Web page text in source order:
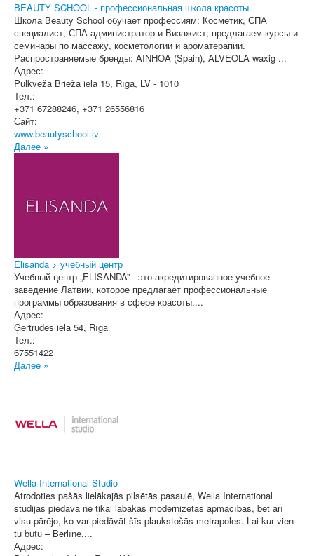
BEAUTY SCHOOL - профессиональная школа красоты.
Школа Beauty School обучает профессиям: Косметик, СПА
специалист, СПА администратор и Визажист; предлагаем курсы и
семинары по массажу, косметологии и ароматерапии.
Распространяемые бренды: AINHOA (Spain), ALVEOLA waxig ...
Адрес:
Pulkveža Brieža ielā 15, Rīga, LV - 1010
Тел.:
+371 67288246, +371 26556816
Сайт:
www.beautyschool.lv
Далее »
Elisanda > учебный центр
Учебный центр „ELISANDA” - это акредитированное учебное
заведение Латвии, которое предлагает профессиональные
программы образования в сфере красоты....
Адрес:
Ģertrūdes iela 54, Rīga
Тел.:
67551422
Далее »
Wella International Studio
Atrodoties pašās lielākajās pilsētās pasaulē, Wella International
studijas piedāvā ne tikai labākās modernizētās apmācības, bet arī
visu pārējo, ko var piedāvāt šīs plaukstošās metrapoles. Lai kur vien
tu būtu – Berlīnē,...
Адрес: